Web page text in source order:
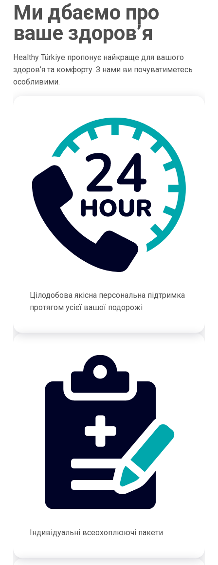
Ми дбаємо про
ваше здоров’я
Healthy Türkiye пропонує найкраще для вашого
здоров’я та комфорту. З нами ви почуватиметесь
особливими.
Цілодобова якісна персональна підтримка
протягом усієї вашої подорожі
Індивідуальні всеохоплюючі пакети